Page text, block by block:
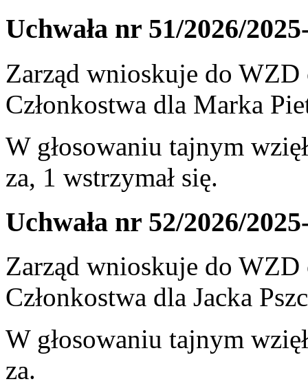
Uchwała nr 51/2026/
Zarząd wnioskuje do
Członkostwa dla Marka
W głosowaniu tajnym
za, 1 wstrzymał się.
Uchwała nr 52/2026/
Zarząd wnioskuje do
Członkostwa dla Jacka
W głosowaniu tajnym
za.